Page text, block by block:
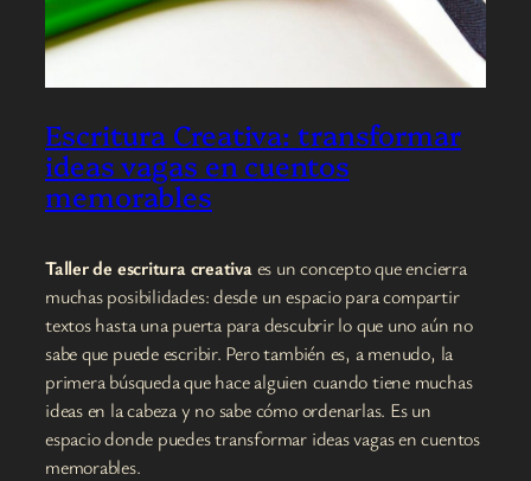
Escritura Creativa: transformar
ideas vagas en cuentos
memorables
Taller de escritura creativaes un concepto que encierra
muchas posibilidades: desde un espacio para compartir
textos hasta una puerta para descubrir lo que uno aún no
sabe que puede escribir. Pero también es, a menudo, la
primera búsqueda que hace alguien cuando tiene muchas
ideas en la cabeza y no sabe cómo ordenarlas. Es un
espacio donde puedes transformar ideas vagas en cuentos
memorables.